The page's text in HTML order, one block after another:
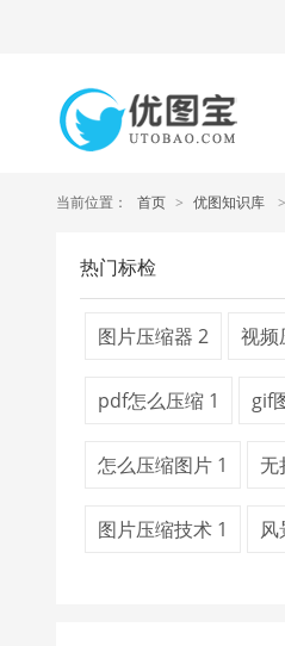
当前位置： 首页 > 优图知识库 >
热门标检
图片压缩器 2 视频
pdf怎么压缩 1 gif
怎么压缩图片 1 无
图片压缩技术 1